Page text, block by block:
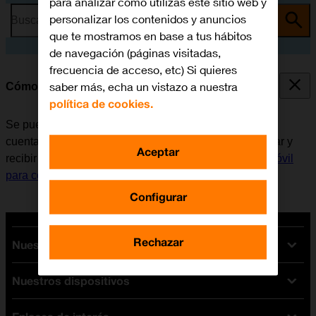
Busca por problema o tema
Cómo escribir y enviar correo electrónico
Se puede enviar y recibir correo electrónico desde las
cuentas de correo electrónico del móvil. Antes de enviar y
recibir correo electrónico, es necesario
configurar el móvil
para correo electrónico
Nuestras tarifas
Tarifas Orange
Tarifas fibra y móvil
Nuestros dispositivos
personalizar los contenidos y anuncios
que te mostramos en base a tus hábitos
de navegación (páginas visitadas,
frecuencia de acceso, etc) Si quieres
saber más, echa un vistazo a nuestra
política de cookies.
Configurar
Rechazar
Aceptar